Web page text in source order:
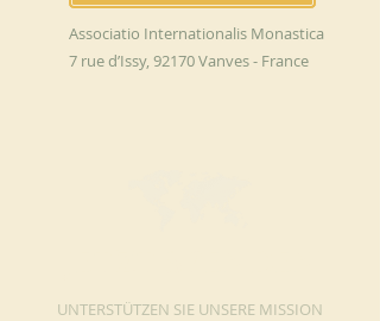
Associatio Internationalis Monastica
7 rue d’Issy, 92170 Vanves - France
UNTERSTÜTZEN SIE UNSERE MISSION